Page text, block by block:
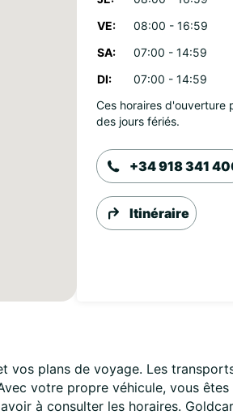
VE:
08:00 - 16:59
SA:
07:00 - 14:59
DI:
07:00 - 14:59
Ces horaires d'ouverture
des jours fériés.
+34 918 341
Itinéraire
plans de voyage. Les
votre propre véhicule, vous
à consulter les horaires.